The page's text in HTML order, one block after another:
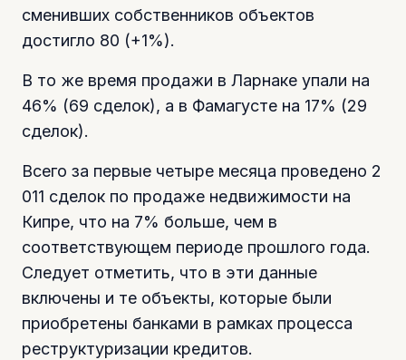
сменивших собственников объектов
достигло 80 (+1%).
В то же время продажи в Ларнаке упали на
46% (69 сделок), а в Фамагусте на 17% (29
сделок).
Всего за первые четыре месяца проведено 2
011 сделок по продаже недвижимости на
Кипре, что на 7% больше, чем в
соответствующем периоде прошлого года.
Следует отметить, что в эти данные
включены и те объекты, которые были
приобретены банками в рамках процесса
реструктуризации кредитов.